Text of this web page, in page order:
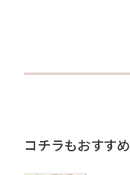
コチラもおすすめ